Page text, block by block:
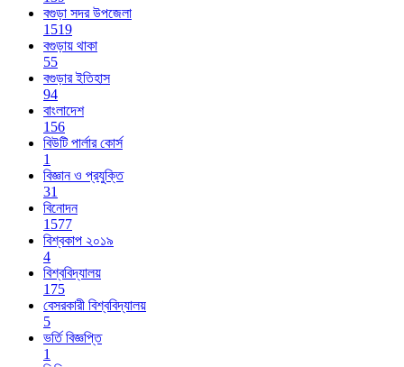
বগুড়া সদর উপজেলা
1519
বগুড়ায় থাকা
55
বগুড়ার ইতিহাস
94
বাংলাদেশ
156
বিউটি পার্লার কোর্স
1
বিজ্ঞান ও প্রযুক্তি
31
বিনোদন
1577
বিশ্বকাপ ২০১৯
4
বিশ্ববিদ্যালয়
175
বেসরকারী বিশ্ববিদ্যালয়
5
ভর্তি বিজ্ঞপ্তি
1